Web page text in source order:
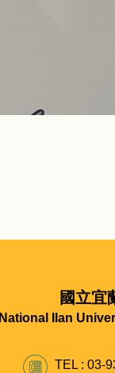
國立宜
National Ilan
TEL : 03-